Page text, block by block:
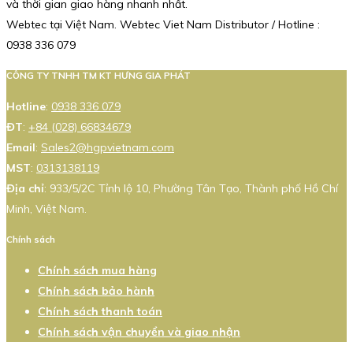
và thời gian giao hàng nhanh nhất.
Webtec tại Việt Nam. Webtec Viet Nam Distributor / Hotline :
0938 336 079
CÔNG TY TNHH TM KT HƯNG GIA PHÁT
Hotline: 0938 336 079
ĐT: +84 (028) 66834679
Email: Sales2@hgpvietnam.com
MST: 0313138119
Địa chỉ: 933/5/2C Tỉnh lộ 10, Phường Tân Tạo, Thành phố Hồ Chí
Minh, Việt Nam.
Chính sách
Chính sách mua hàng
Chính sách bảo hành
Chính sách thanh toán
Chính sách vận chuyển và giao nhận